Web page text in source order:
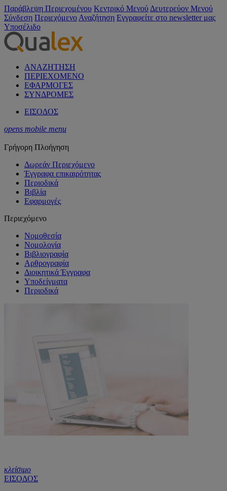
Παράβλεψη Περιεχομένου Κεντρικό Μενού Δευτερεύον Μενού
Σύνδεση Περιεχόμενο Αναζήτηση Εγγραφείτε στο newsletter μας
Υποσέλιδο
ΑΝΑΖΗΤΗΣΗ
ΠΕΡΙΕΧΟΜΕΝΟ
ΕΦΑΡΜΟΓΕΣ
ΣΥΝΔΡΟΜΕΣ
ΕΙΣΟΔΟΣ
opens mobile menu
Γρήγορη Πλοήγηση
Δωρεάν Περιεχόμενο
Έγγραφα επικαιρότητας
Περιοδικά
Βιβλία
Εφαρμογές
Περιεχόμενο
Νομοθεσία
Νομολογία
Βιβλιογραφία
Αρθρογραφία
Διοικητικά Έγγραφα
Υποδείγματα
Περιοδικά
κλείσιμο
ΕΙΣΟΔΟΣ